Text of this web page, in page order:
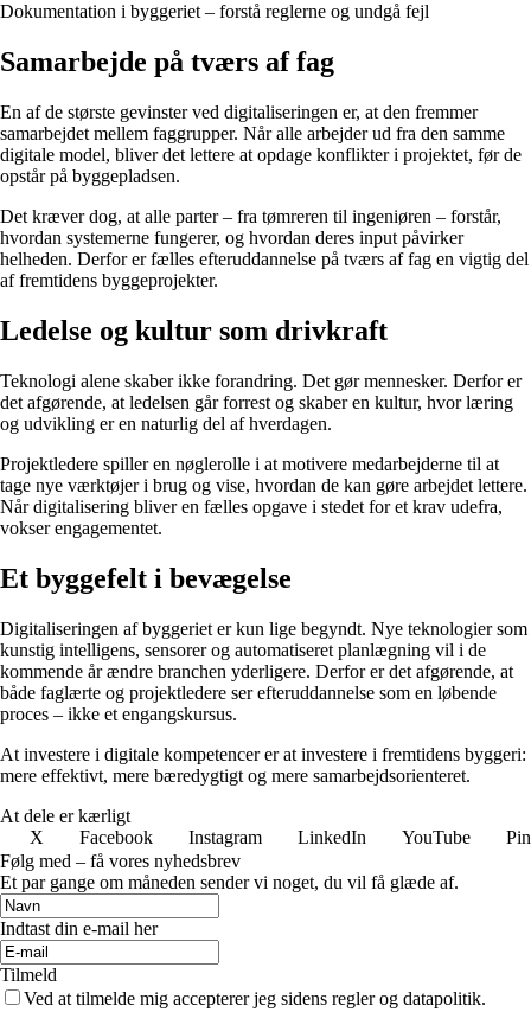
Dokumentation i byggeriet – forstå reglerne og undgå fejl
Samarbejde på tværs af fag
En af de største gevinster ved digitaliseringen er, at den fremmer
samarbejdet mellem faggrupper. Når alle arbejder ud fra den samme
digitale model, bliver det lettere at opdage konflikter i projektet, før de
opstår på byggepladsen.
Det kræver dog, at alle parter – fra tømreren til ingeniøren – forstår,
hvordan systemerne fungerer, og hvordan deres input påvirker
helheden. Derfor er fælles efteruddannelse på tværs af fag en vigtig del
af fremtidens byggeprojekter.
Ledelse og kultur som drivkraft
Teknologi alene skaber ikke forandring. Det gør mennesker. Derfor er
det afgørende, at ledelsen går forrest og skaber en kultur, hvor læring
og udvikling er en naturlig del af hverdagen.
Projektledere spiller en nøglerolle i at motivere medarbejderne til at
tage nye værktøjer i brug og vise, hvordan de kan gøre arbejdet lettere.
Når digitalisering bliver en fælles opgave i stedet for et krav udefra,
vokser engagementet.
Et byggefelt i bevægelse
Digitaliseringen af byggeriet er kun lige begyndt. Nye teknologier som
kunstig intelligens, sensorer og automatiseret planlægning vil i de
kommende år ændre branchen yderligere. Derfor er det afgørende, at
både faglærte og projektledere ser efteruddannelse som en løbende
proces – ikke et engangskursus.
At investere i digitale kompetencer er at investere i fremtidens byggeri:
mere effektivt, mere bæredygtigt og mere samarbejdsorienteret.
At dele er kærligt
X
Facebook Instagram LinkedIn YouTube
Følg med – få vores nyhedsbrev
Et par gange om måneden sender vi noget, du vil få glæde af.
Indtast din e-mail her
Tilmeld
Ved at tilmelde mig accepterer jeg sidens regler og datapolitik.